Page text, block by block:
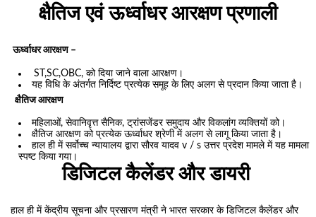
क्षैतिज एवं ऊर्ध्वाधर आरक्षण प्रणाली
ऊर्ध्वाधर आरक्षण –
ST,SC,OBC, को दिया जाने वाला आरक्षण।
यह विधि के अंतर्गत निर्दिष्ट प्रत्येक समूह के लिए अलग से प्रदान किया जाता है।
क्षैतिज आरक्षण
महिलाओं, सेवानिवृत्त सैनिक, ट्रांसजेंडर समुदाय और विकलांग व्यक्तियों को।
क्षैतिज आरक्षण को प्रत्येक ऊर्ध्वाधर श्रेणी में अलग से लागू किया जाता है।
हाल ही में सर्वोच्च न्यायालय द्वारा सौरव यादव v / s उत्तर प्रदेश मामले में यह मामला
स्पष्ट किया गया।
डिजिटल कैलेंडर और डायरी
हाल ही में केंद्रीय सूचना और प्रसारण मंत्री ने भारत सरकार के डिजिटल कैलेंडर और